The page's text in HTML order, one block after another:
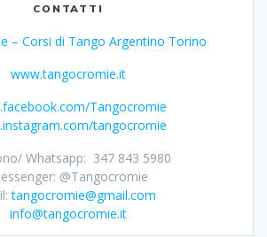
CONTATTI
– Corsi di Tango Argentino Torino
www.tangocromie.it
Tangocromie
tangocromie
Whatsapp: 347 843 5980
@Tangocromie
tangocromie@gmail.com
info@tangocromie.it